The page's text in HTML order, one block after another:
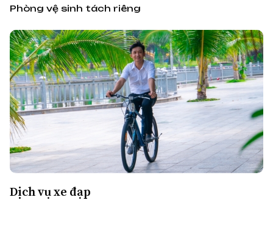
Phòng vệ sinh tách riêng
Dịch vụ xe đạp